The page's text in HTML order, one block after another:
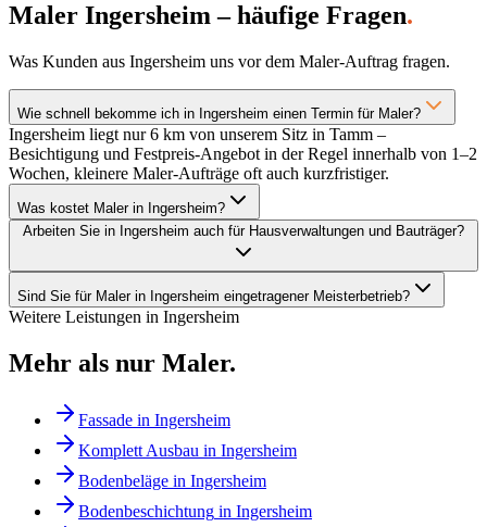
Maler Ingersheim – häufige Fragen.
Was Kunden aus Ingersheim uns vor dem Maler-Auftrag fragen.
Wie schnell bekomme ich in Ingersheim einen Termin für Maler?
Ingersheim liegt nur 6 km von unserem Sitz in Tamm –
Besichtigung und Festpreis-Angebot in der Regel innerhalb von 1–2
Wochen, kleinere Maler-Aufträge oft auch kurzfristiger.
Was kostet Maler in Ingersheim?
Arbeiten Sie in Ingersheim auch für Hausverwaltungen und Bauträger?
Sind Sie für Maler in Ingersheim eingetragener Meisterbetrieb?
Weitere Leistungen in Ingersheim
Mehr als nur Maler.
Fassade in Ingersheim
Komplett Ausbau in Ingersheim
Bodenbeläge in Ingersheim
Bodenbeschichtung in Ingersheim